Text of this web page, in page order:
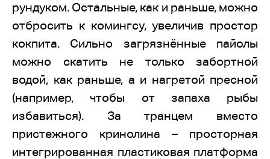
рундуком. Остальные, как и раньше, можно
отбросить к комингсу, увеличив простор
кокпита. Сильно загрязнённые пайолы
можно скатить не только забортной
водой, как раньше, а и нагретой пресной
(например, чтобы от запаха рыбы
избавиться). За транцем вместо
пристежного кринолина – просторная
интегрированная пластиковая платформа